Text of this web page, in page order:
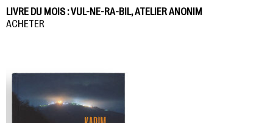
LIVRE DU MOIS : VUL-NE-RA-BIL, ATELIER ANONIM
ACHETER